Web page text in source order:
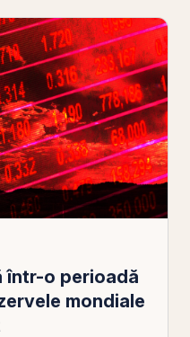
într-o perioadă
mondiale